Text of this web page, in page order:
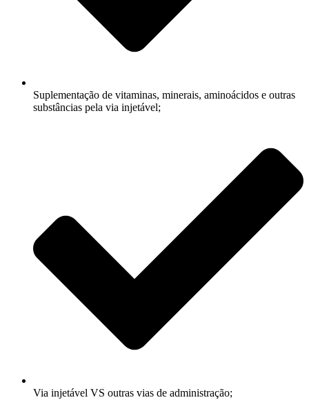
Suplementação de vitaminas, minerais, aminoácidos e outras
substâncias pela via injetável;
Via injetável VS outras vias de administração;